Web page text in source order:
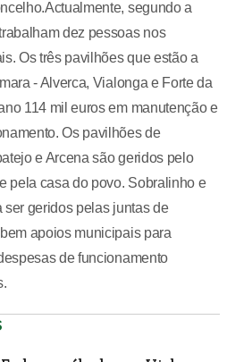
segundo a
dez pessoas nos
Os três pavilhões que estão a
- Alverca, Vialonga e Forte da
114 mil euros em manutenção e
Os pavilhões de
e Arcena são geridos pelo
pela casa do povo. Sobralinho e
geridos pelas juntas de
apoios municipais para
de funcionamento